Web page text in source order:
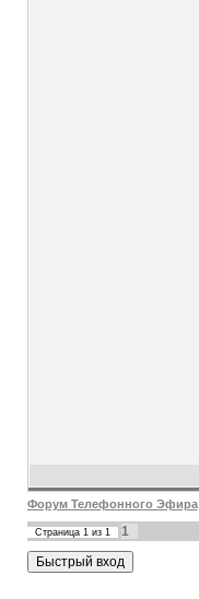
Форум Телефонного Эфира
Страница 1из 1 1